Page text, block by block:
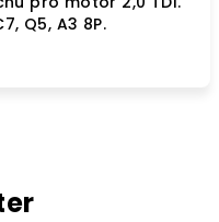
Q5, A3 8P.